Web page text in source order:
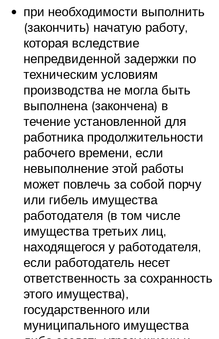
при необходимости выполнить
(закончить) начатую работу,
которая вследствие
непредвиденной задержки по
техническим условиям
производства не могла быть
выполнена (закончена) в
течение установленной для
работника продолжительности
рабочего времени, если
невыполнение этой работы
может повлечь за собой порчу
или гибель имущества
работодателя (в том числе
имущества третьих лиц,
находящегося у работодателя,
если работодатель несет
ответственность за сохранность
этого имущества),
государственного или
муниципального имущества